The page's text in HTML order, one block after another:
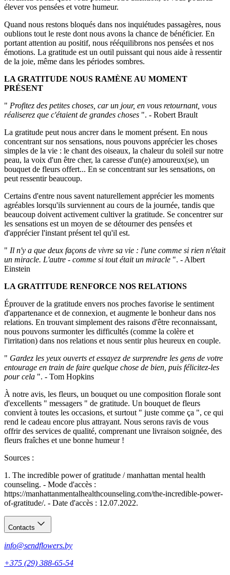
élever vos pensées et votre humeur.
Quand nous restons bloqués dans nos inquiétudes passagères, nous
oublions tout le reste dont nous avons la chance de bénéficier. En
portant attention au positif, nous rééquilibrons nos pensées et nos
émotions. La gratitude est un outil puissant qui nous aide à ressentir
de la joie, même dans les périodes sombres.
LA GRATITUDE NOUS RAMÈNE AU MOMENT
PRÉSENT
" Profitez des petites choses, car un jour, en vous retournant, vous
réaliserez que c'étaient de grandes choses ". - Robert Brault
La gratitude peut nous ancrer dans le moment présent. En nous
concentrant sur nos sensations, nous pouvons apprécier les choses
simples de la vie : le chant des oiseaux, la chaleur du soleil sur notre
peau, la voix d'un être cher, la caresse d'un(e) amoureux(se), un
bouquet de fleurs offert... En se concentrant sur les sensations, on
peut ressentir beaucoup.
Certains d'entre nous savent naturellement apprécier les moments
agréables lorsqu'ils surviennent au cours de la journée, tandis que
beaucoup doivent activement cultiver la gratitude. Se concentrer sur
les sensations est un moyen de se détourner des pensées et
d'apprécier l'instant présent tel qu'il est.
" Il n'y a que deux façons de vivre sa vie : l'une comme si rien n'était
un miracle. L'autre - comme si tout était un miracle ". - Albert
Einstein
LA GRATITUDE RENFORCE NOS RELATIONS
Éprouver de la gratitude envers nos proches favorise le sentiment
d'appartenance et de connexion, et augmente le bonheur dans nos
relations. En trouvant simplement des raisons d'être reconnaissant,
nous pouvons surmonter les difficultés (comme la colère et
l'irritation) dans nos relations et nous sentir plus heureux en couple.
" Gardez les yeux ouverts et essayez de surprendre les gens de votre
entourage en train de faire quelque chose de bien, puis félicitez-les
pour cela ". - Tom Hopkins
À notre avis, les fleurs, un bouquet ou une composition florale sont
d'excellents " messagers " de gratitude. Un bouquet de fleurs
convient à toutes les occasions, et surtout " juste comme ça ", ce qui
rend le cadeau encore plus attrayant. Nous serons ravis de vous
offrir des services de qualité, comprenant une livraison soignée, des
fleurs fraîches et une bonne humeur !
Sources :
1. The incredible power of gratitude / manhattan mental health
counseling. - Mode d'accès :
https://manhattanmentalhealthcounseling.com/the-incredible-power-
of-gratitude/. - Date d'accès : 12.07.2022.
Contacts
info@sendflowers.by
+375 (29) 388-65-54